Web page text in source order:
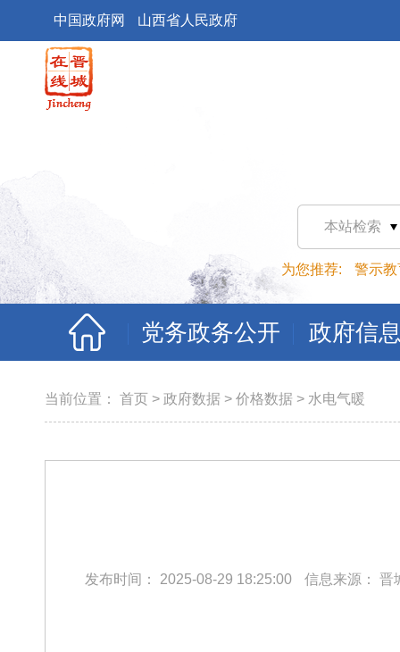
中国政府网 山西省人民政府
本站检索
为您推荐: 警示教
党务政务公开 政府信
当前位置： 首页 > 政府数据 > 价格数据 > 水电气暖
发布时间： 2025-08-29 18:25:00 信息来源： 晋